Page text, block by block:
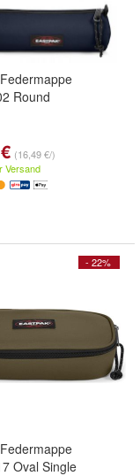
Round
(16,49 €/)
Versand
- 22%
Oval Single